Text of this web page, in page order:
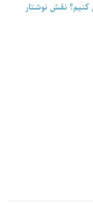
کنیم؟ نقش نوشتار